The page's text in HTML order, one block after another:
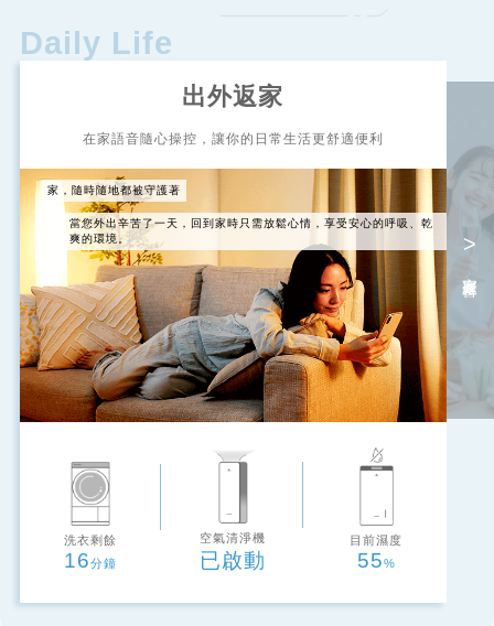
Daily Life
出外返家
在家語音隨心操控，讓你的日常生活更舒適便利
家，隨時隨地都被守護著
當您外出辛苦了一天，回到家時只需放鬆心情，享受安心的呼吸、乾
爽的環境。
洗衣剩餘
16分鐘
空氣清淨機
已啟動
目前濕度
55%
>